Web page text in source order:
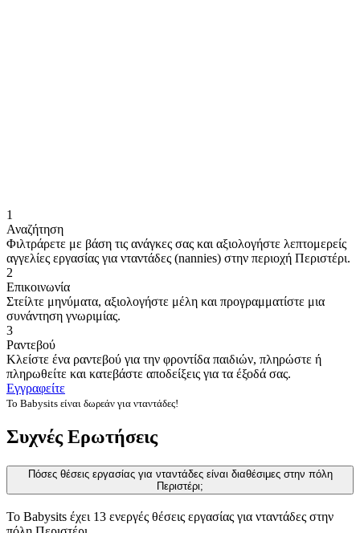
1
Αναζήτηση
Φιλτράρετε με βάση τις ανάγκες σας και αξιολογήστε λεπτομερείς
αγγελίες εργασίας για νταντάδες (nannies) στην περιοχή Περιστέρι.
2
Επικοινωνία
Στείλτε μηνύματα, αξιολογήστε μέλη και προγραμματίστε μια
συνάντηση γνωριμίας.
3
Ραντεβού
Κλείστε ένα ραντεβού για την φροντίδα παιδιών, πληρώστε ή
πληρωθείτε και κατεβάστε αποδείξεις για τα έξοδά σας.
Εγγραφείτε
Το Babysits είναι δωρεάν για νταντάδες!
Συχνές Ερωτήσεις
Πόσες θέσεις εργασίας για νταντάδες είναι διαθέσιμες στην πόλη
Περιστέρι;
Το Babysits έχει 13 ενεργές θέσεις εργασίας για νταντάδες στην